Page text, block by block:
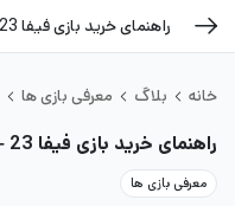
راهنمای خرید بازی فیفا 23 – FIFA 23
خانه بلاگ معرفی بازی ها
راهنمای خرید بازی فیفا 23 – FIFA 23
معرفی بازی ها